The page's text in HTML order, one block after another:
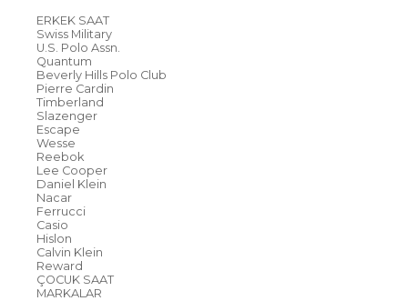
ERKEK SAAT
Swiss Military
U.S. Polo Assn.
Quantum
Beverly Hills Polo Club
Pierre Cardin
Timberland
Slazenger
Escape
Wesse
Reebok
Lee Cooper
Daniel Klein
Nacar
Ferrucci
Casio
Hislon
Calvin Klein
Reward
ÇOCUK SAAT
MARKALAR